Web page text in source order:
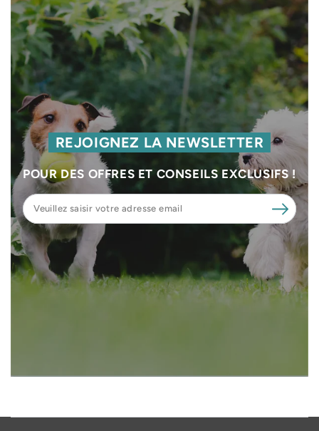
REJOIGNEZ LA NEWSLETTER
POUR DES OFFRES ET CONSEILS EXCLUSIFS !
Veuillez
saisir
votre
adresse
email